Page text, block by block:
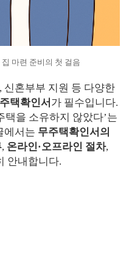
마련 준비의 첫 걸음
신혼부부 지원 등 다양한
택확인서 가 필수입니다.
택을 소유하지 않았다’는
에서는 무주택확인서의
, 온라인·오프라인 절차,
안내합니다.